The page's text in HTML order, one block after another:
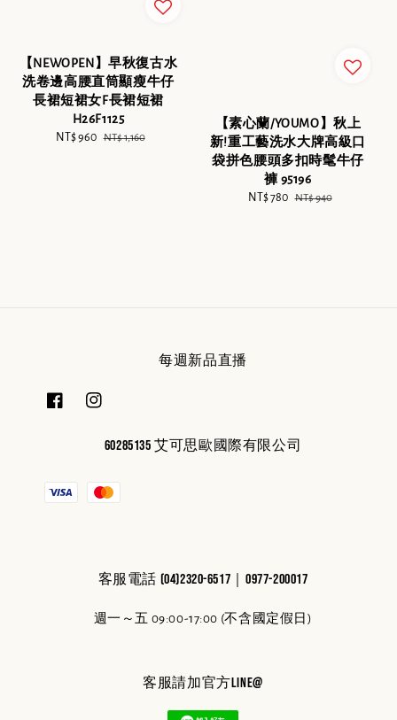
【NEWOPEN】早秋復古水
洗卷邊高腰直筒顯瘦牛仔
長裙短裙女F長裙短裙
H26F1125
Sale
NT$ 960 Regular
NT$ 1,160
【素心蘭/YOUMO】秋上
新!重工藝洗水大牌高級口
袋拼色腰頭多扣時髦牛仔
褲 95196
Sale
NT$ 780 Regular
NT$ 940
每週新品直播
60285135 艾可思歐國際有限公司
客服電話 (04)2320-6517｜0977-200017
週一～五 09:00-17:00 (不含國定假日)
客服請加官方line@